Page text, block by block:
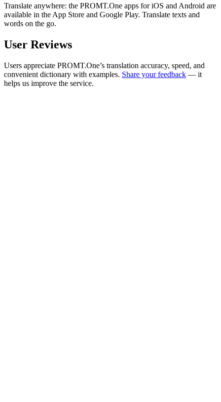
Translate anywhere: the PROMT.One apps for iOS and Android are
available in the App Store and Google Play. Translate texts and
words on the go.
User Reviews
Users appreciate PROMT.One’s translation accuracy, speed, and
convenient dictionary with examples. Share your feedback — it
helps us improve the service.